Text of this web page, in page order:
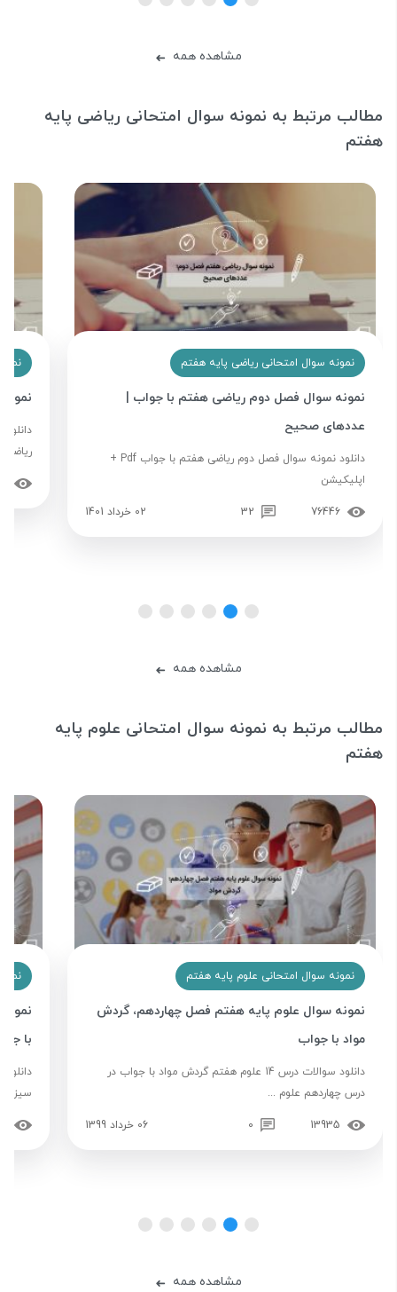
مشاهده همه ➜
مطالب مرتبط به نمونه سوال امتحانی ریاضی پایه
هفتم
نمونه سوال امتحانی ریاضی پایه هفتم
نمونه سوال فصل دوم ریاضی هفتم با جواب |
عددهای صحیح
دانلود نمونه سوال فصل دوم ریاضی هفتم با جواب Pdf +
اپلیکیشن
76446
32 02 خرداد 1401
ریاضی
مشاهده همه ➜
مطالب مرتبط به نمونه سوال امتحانی علوم پایه
هفتم
نمونه سوال امتحانی علوم پایه هفتم
نمونه سوال علوم پایه هفتم فصل چهاردهم، گردش
مواد با جواب
دانلود سوالات درس 14 علوم هفتم گردش مواد با جواب در
درس چهاردهم علوم ...
13935
0 06 خرداد 1399
با
مشاهده همه ➜